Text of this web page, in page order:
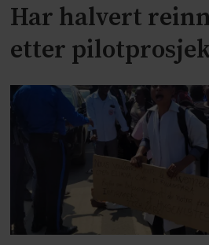
Har halvert
etter